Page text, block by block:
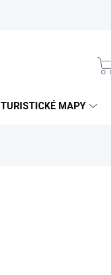
TURISTICKÉ MAPY